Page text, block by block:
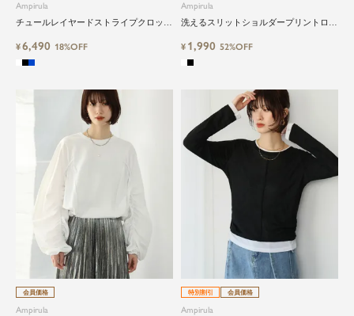
Ampirula
チュールレイヤードストライプクロップ
¥6,490 18%OFF
Ampirula
洗えるスリットショルダープリントロン
¥ 1,990 52%OFF
会員価格
Ampirula
特別割引 会員価格
Ampirula